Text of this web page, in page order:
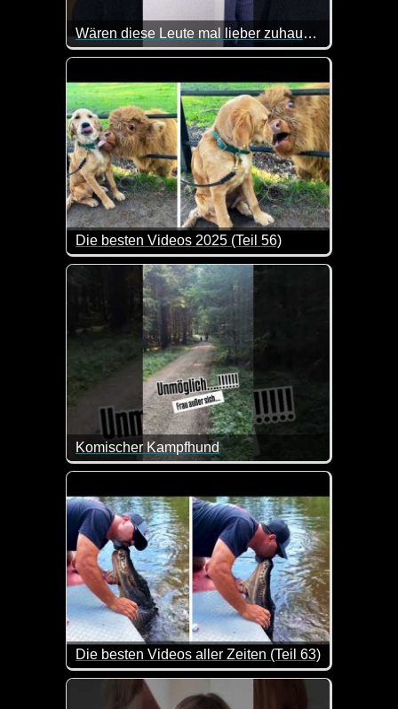
Wären diese Leute mal lieber zuhause geblieben
An einem solchen Tag wäre es wirklich besser
Die besten Videos 2025 (Teil 56)
Eine tolle Zusammenstellung von lustigen
Komischer Kampfhund
Also ich habe Kampfhunde anders in Erinnerung :-)
Die besten Videos aller Zeiten (Teil 63)
Einfach gemütlich zurücklehnen und völlig